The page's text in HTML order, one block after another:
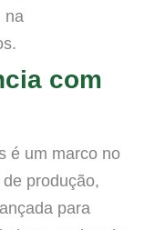
na
com
é um marco no
produção,
para